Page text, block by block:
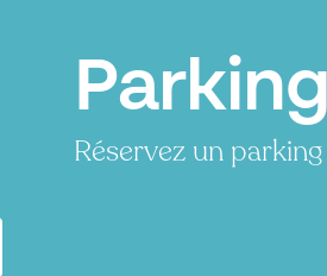
Réservez un